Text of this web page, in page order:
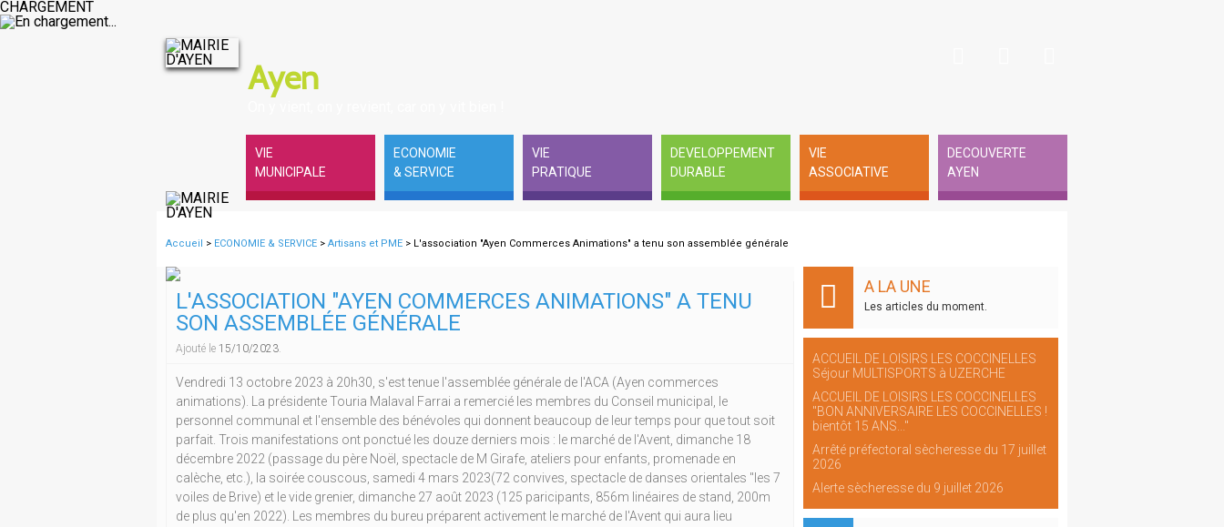
CHARGEMENT
Ayen
VIE
MUNICIPALE
ECONOMIE
& SERVICE
VIE
PRATIQUE
DEVELOPPEMENT
DURABLE
VIE
ASSOCIATIVE
DECOUVERTE
AYEN
Accueil > ECONOMIE & SERVICE > Artisans et PME > L'association "Ayen Commerces Animations" a tenu son assemblée générale
L'ASSOCIATION "AYEN COMMERCES ANIMATIONS" A TENU
SON ASSEMBLÉE GÉNÉRALE
Ajouté le 15/10/2023.
Vendredi 13 octobre 2023 à 20h30, s'est tenue l'assemblée générale de l'ACA (Ayen commerces
animations). La présidente Touria Malaval Farrai a remercié les membres du Conseil municipal, le
personnel communal et l'ensemble des bénévoles qui donnent beaucoup de leur temps pour que tout soit
parfait. Trois manifestations ont ponctué les douze derniers mois : le marché de l'Avent, dimanche 18
décembre 2022 (passage du père Noël, spectacle de M Girafe, ateliers pour enfants, promenade en
calèche, etc.), la soirée couscous, samedi 4 mars 2023(72 convives, spectacle de danses orientales "les 7
voiles de Brive) et le vide grenier, dimanche 27 août 2023 (125 paricipants, 856m linéaires de stand, 200m
de plus qu'en 2022). Les membres du bureu préparent activement le marché de l'Avent qui aura lieu
A LA UNE
Les articles du moment.
ACCUEIL DE LOISIRS LES COCCINELLES
Séjour MULTISPORTS à UZERCHE
ACCUEIL DE LOISIRS LES COCCINELLES
"BON ANNIVERSAIRE LES COCCINELLES !
bientôt 15 ANS..."
Arrêté préfectoral sècheresse du 17 juillet
2026
Alerte sècheresse du 9 juillet 2026